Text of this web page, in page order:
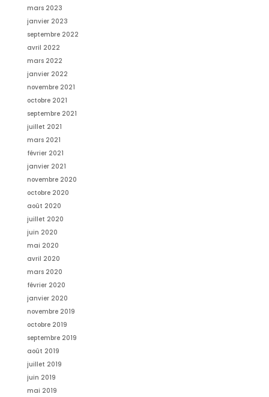
mars 2023
janvier 2023
septembre 2022
avril 2022
mars 2022
janvier 2022
novembre 2021
octobre 2021
septembre 2021
juillet 2021
mars 2021
février 2021
janvier 2021
novembre 2020
octobre 2020
août 2020
juillet 2020
juin 2020
mai 2020
avril 2020
mars 2020
février 2020
janvier 2020
novembre 2019
octobre 2019
septembre 2019
août 2019
juillet 2019
juin 2019
mai 2019